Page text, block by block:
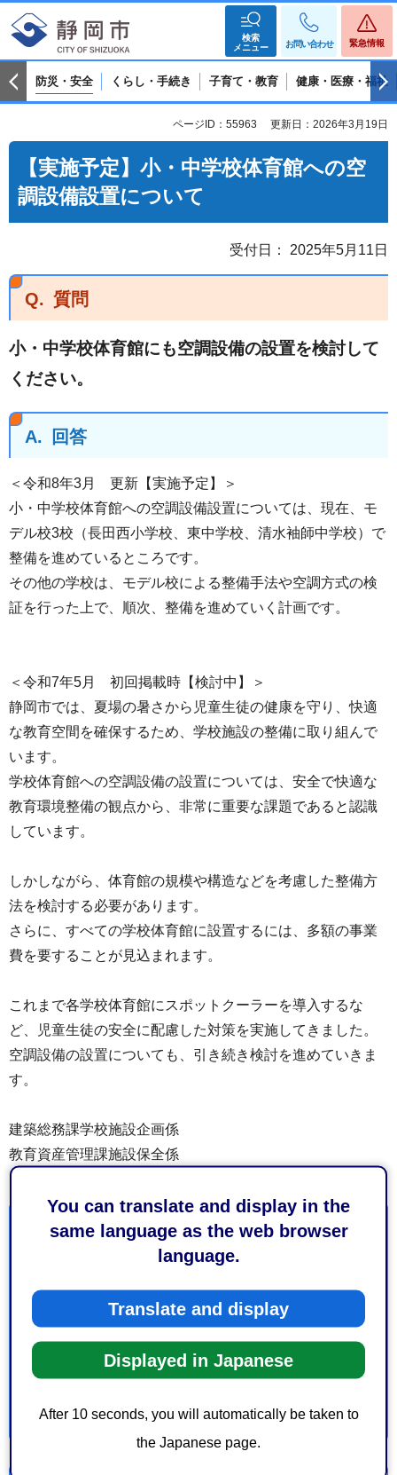
You can translate and display in the
same language as the web browser
language.
Translate and display
Displayed in Japanese
After 10 seconds, you will automatically be taken to
the Japanese page.
検索
メニュー
お問い合わせ 緊急情報
防災・安全 くらし・手続き 子育て・教育 健康・医療・福祉
ページID：55963 更新日：2026年3月19日
【実施予定】小・中学校体育館への空
調設備設置について
受付日： 2025年5月11日
Q. 質問
小・中学校体育館にも空調設備の設置を検討して
ください。
A. 回答
＜令和8年3月 更新【実施予定】＞
小・中学校体育館への空調設備設置については、現在、モ
デル校3校（長田西小学校、東中学校、清水袖師中学校）で
整備を進めているところです。
その他の学校は、モデル校による整備手法や空調方式の検
証を行った上で、順次、整備を進めていく計画です。
＜令和7年5月 初回掲載時【検討中】＞
静岡市では、夏場の暑さから児童生徒の健康を守り、快適
な教育空間を確保するため、学校施設の整備に取り組んで
います。
学校体育館への空調設備の設置については、安全で快適な
教育環境整備の観点から、非常に重要な課題であると認識
しています。
しかしながら、体育館の規模や構造などを考慮した整備方
法を検討する必要があります。
さらに、すべての学校体育館に設置するには、多額の事業
費を要することが見込まれます。
これまで各学校体育館にスポットクーラーを導入するな
ど、児童生徒の安全に配慮した対策を実施してきました。
空調設備の設置についても、引き続き検討を進めていきま
す。
建築総務課学校施設企画係
教育資産管理課施設保全係
お問い合わせ
葵区追手町5-1 静岡庁舎新館5階
電話番号：054-221-1613
ファックス番号：054-221-1135